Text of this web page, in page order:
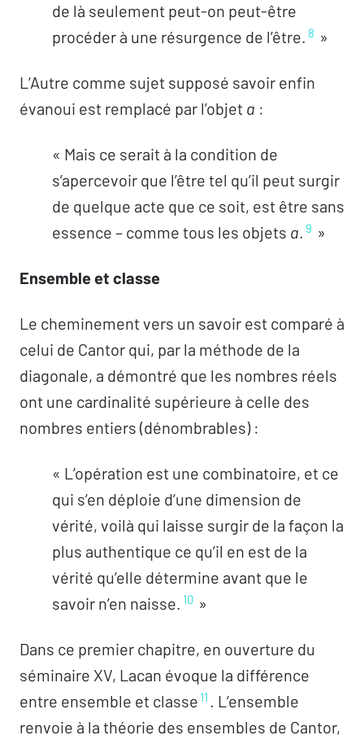
de là seulement peut-on peut-être
procéder à une résurgence de l’être. 8 »
L’Autre comme sujet supposé savoir enfin
évanoui est remplacé par l’objet a :
« Mais ce serait à la condition de
s’apercevoir que l’être tel qu’il peut surgir
de quelque acte que ce soit, est être sans
essence – comme tous les objets a. 9 »
Ensemble et classe
Le cheminement vers un savoir est comparé à
celui de Cantor qui, par la méthode de la
diagonale, a démontré que les nombres réels
ont une cardinalité supérieure à celle des
nombres entiers (dénombrables) :
« L’opération est une combinatoire, et ce
qui s’en déploie d’une dimension de
vérité, voilà qui laisse surgir de la façon la
plus authentique ce qu’il en est de la
vérité qu’elle détermine avant que le
savoir n’en naisse. 10 »
Dans ce premier chapitre, en ouverture du
séminaire XV, Lacan évoque la différence
entre ensemble et classe 11 . L’ensemble
renvoie à la théorie des ensembles de Cantor,